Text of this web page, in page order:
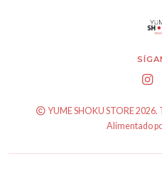
YUME SHOKU STORE
Alimentado